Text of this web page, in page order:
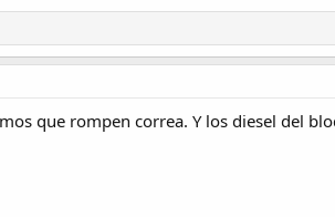
que rompen correa. Y los diesel del